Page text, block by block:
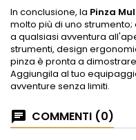
In conclusione, la Pinza
molto più di uno
a qualsiasi avventura
strumenti, design
pinza è pronta a
Aggiungila al tuo
avventure senza limiti.
COMMENTI (0)